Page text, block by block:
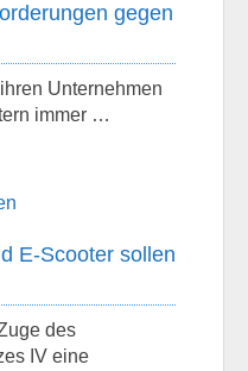
gegen
Unternehmen
immer …
E-Scooter sollen
des
IV eine